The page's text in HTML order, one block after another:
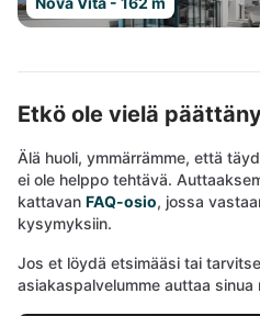
Etkö ole vielä
Älä huoli, ymmärrämme, että
ei ole helppo tehtävä.
kattavan FAQ-osio, jossa
kysymyksiin.
Jos et löydä etsimääsi tai
asiakaspalvelumme auttaa sinua